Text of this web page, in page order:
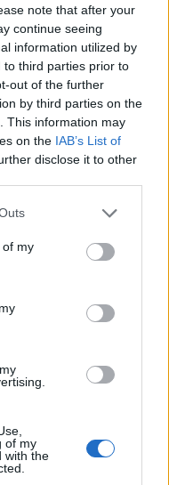
note that after your
continue seeing
information utilized by
to third parties prior to
out of the further
by third parties on the
This information may
on the IAB’s List of
disclose it to other
of my
of my
with the
az orosz
is
kiszivárgott, hogy
egyeztetés
uniós olajembargó
a hétvégén fog
után
illetve
Milyen utat kell
Ezzel a
mely